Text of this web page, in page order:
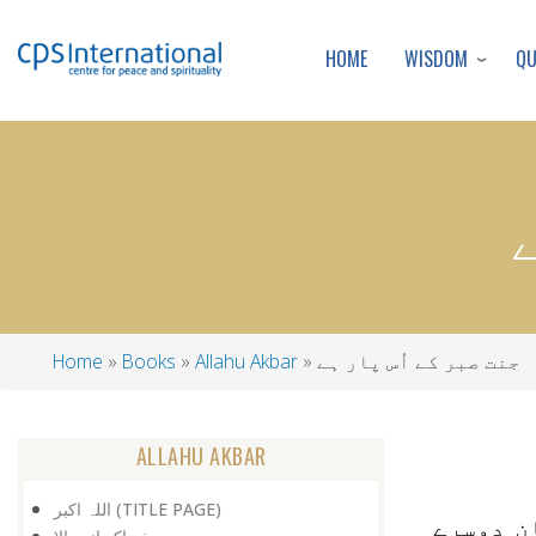
HOME WISDOM
Home Books Allahu Akbar جنت صبر کے اُس پار ہے
ALLAHU AKBAR
اللہ اکبر (TITLE PAGE)
دوسرے